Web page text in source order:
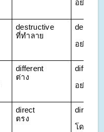
อย่างพ
destructive
ที่ทำลาย
อย่างทำ
different
ต่าง
อย่างต่า
direct
ตรง
directly
โดยตรง